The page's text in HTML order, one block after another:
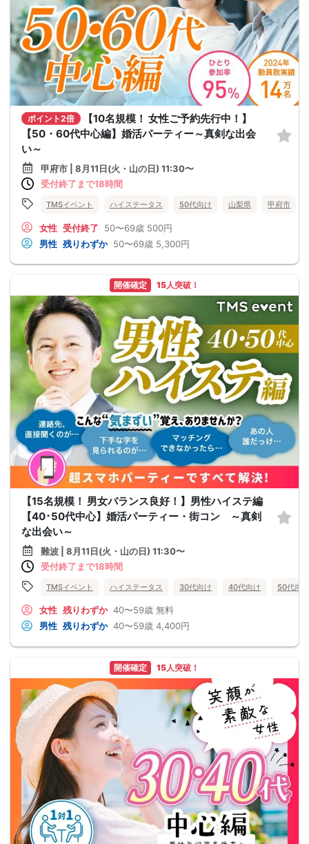
ポイント2倍
【10名規模！ 女性ご予約先行中！】
【50・60代中心編】婚活パーティー～真剣な出会
い～
甲府市 | 8月11日(火・山の日) 11:30〜
受付終了まで18時間
TMSイベント ハイステータス 50代向け 山梨県 甲府市
女性 受付終了 50〜69歳 500円
男性 残りわずか 50〜69歳 5,300円
開催確定 15人突破！
【15名規模！ 男女バランス良好！】男性ハイステ編
【40･50代中心】婚活パーティー・街コン ～真剣
な出会い～
難波 | 8月11日(火・山の日) 11:30〜
受付終了まで18時間
TMSイベント ハイステータス 30代向け 40代向け 50代向け
女性 残りわずか 40〜59歳 無料
男性 残りわずか 40〜59歳 4,400円
開催確定 15人突破！